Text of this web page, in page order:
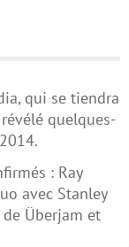
qui se tiendra
quelques-
: Ray
avec Stanley
de Überjam et